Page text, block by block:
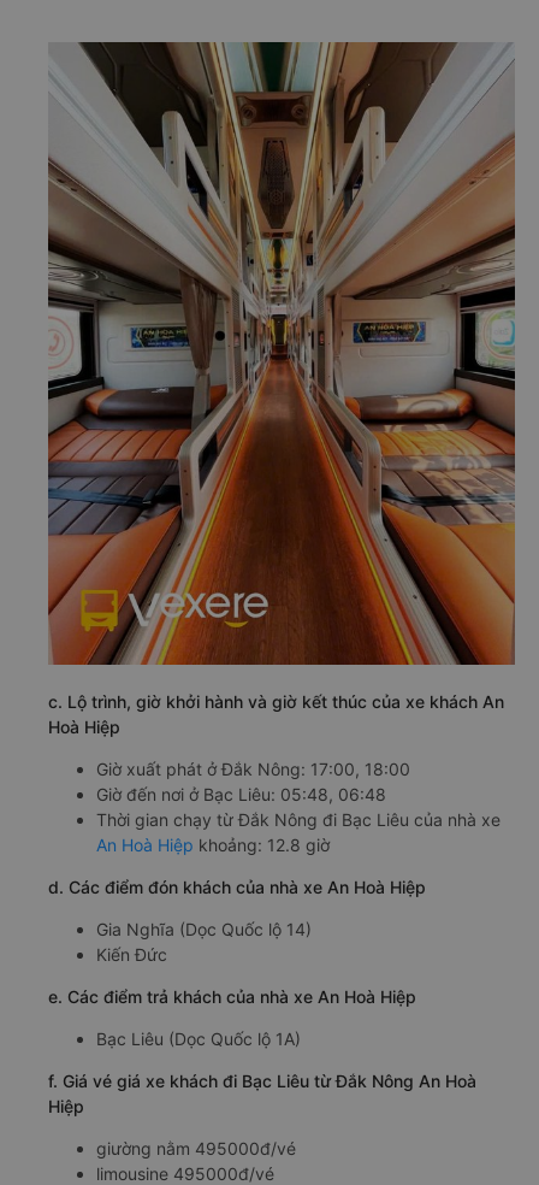
c. Lộ trình, giờ khởi hành và giờ kết thúc của xe khách An
Hoà Hiệp
Giờ xuất phát ở Đắk Nông: 17:00, 18:00
Giờ đến nơi ở Bạc Liêu: 05:48, 06:48
Thời gian chạy từ Đắk Nông đi Bạc Liêu của nhà xe
An Hoà Hiệp khoảng: 12.8 giờ
d. Các điểm đón khách của nhà xe An Hoà Hiệp
Gia Nghĩa (Dọc Quốc lộ 14)
Kiến Đức
e. Các điểm trả khách của nhà xe An Hoà Hiệp
Bạc Liêu (Dọc Quốc lộ 1A)
f. Giá vé giá xe khách đi Bạc Liêu từ Đắk Nông An Hoà
Hiệp
giường nằm 495000đ/vé
limousine 495000đ/vé